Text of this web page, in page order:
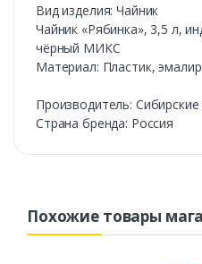
Вид изделия: Чайник
Чайник «Рябинка», 3,5 л,
чёрный МИКС
Материал: Пластик,
Производитель:
Страна бренда: Россия
Похожие товары